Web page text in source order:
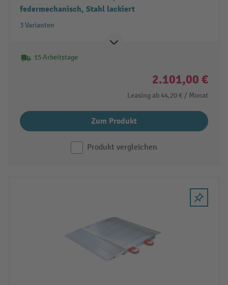
federmechanisch, Stahl lackiert
3 Varianten
15 Arbeitstage
2.101,00 €
Leasing ab 44,20 € / Monat
Zum Produkt
Produkt vergleichen